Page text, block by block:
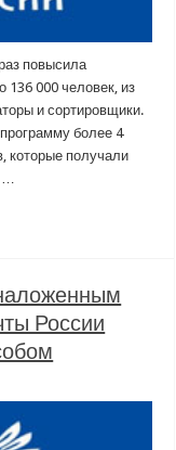
повысила
000 человек, из
и сортировщики.
более 4
которые получали
России